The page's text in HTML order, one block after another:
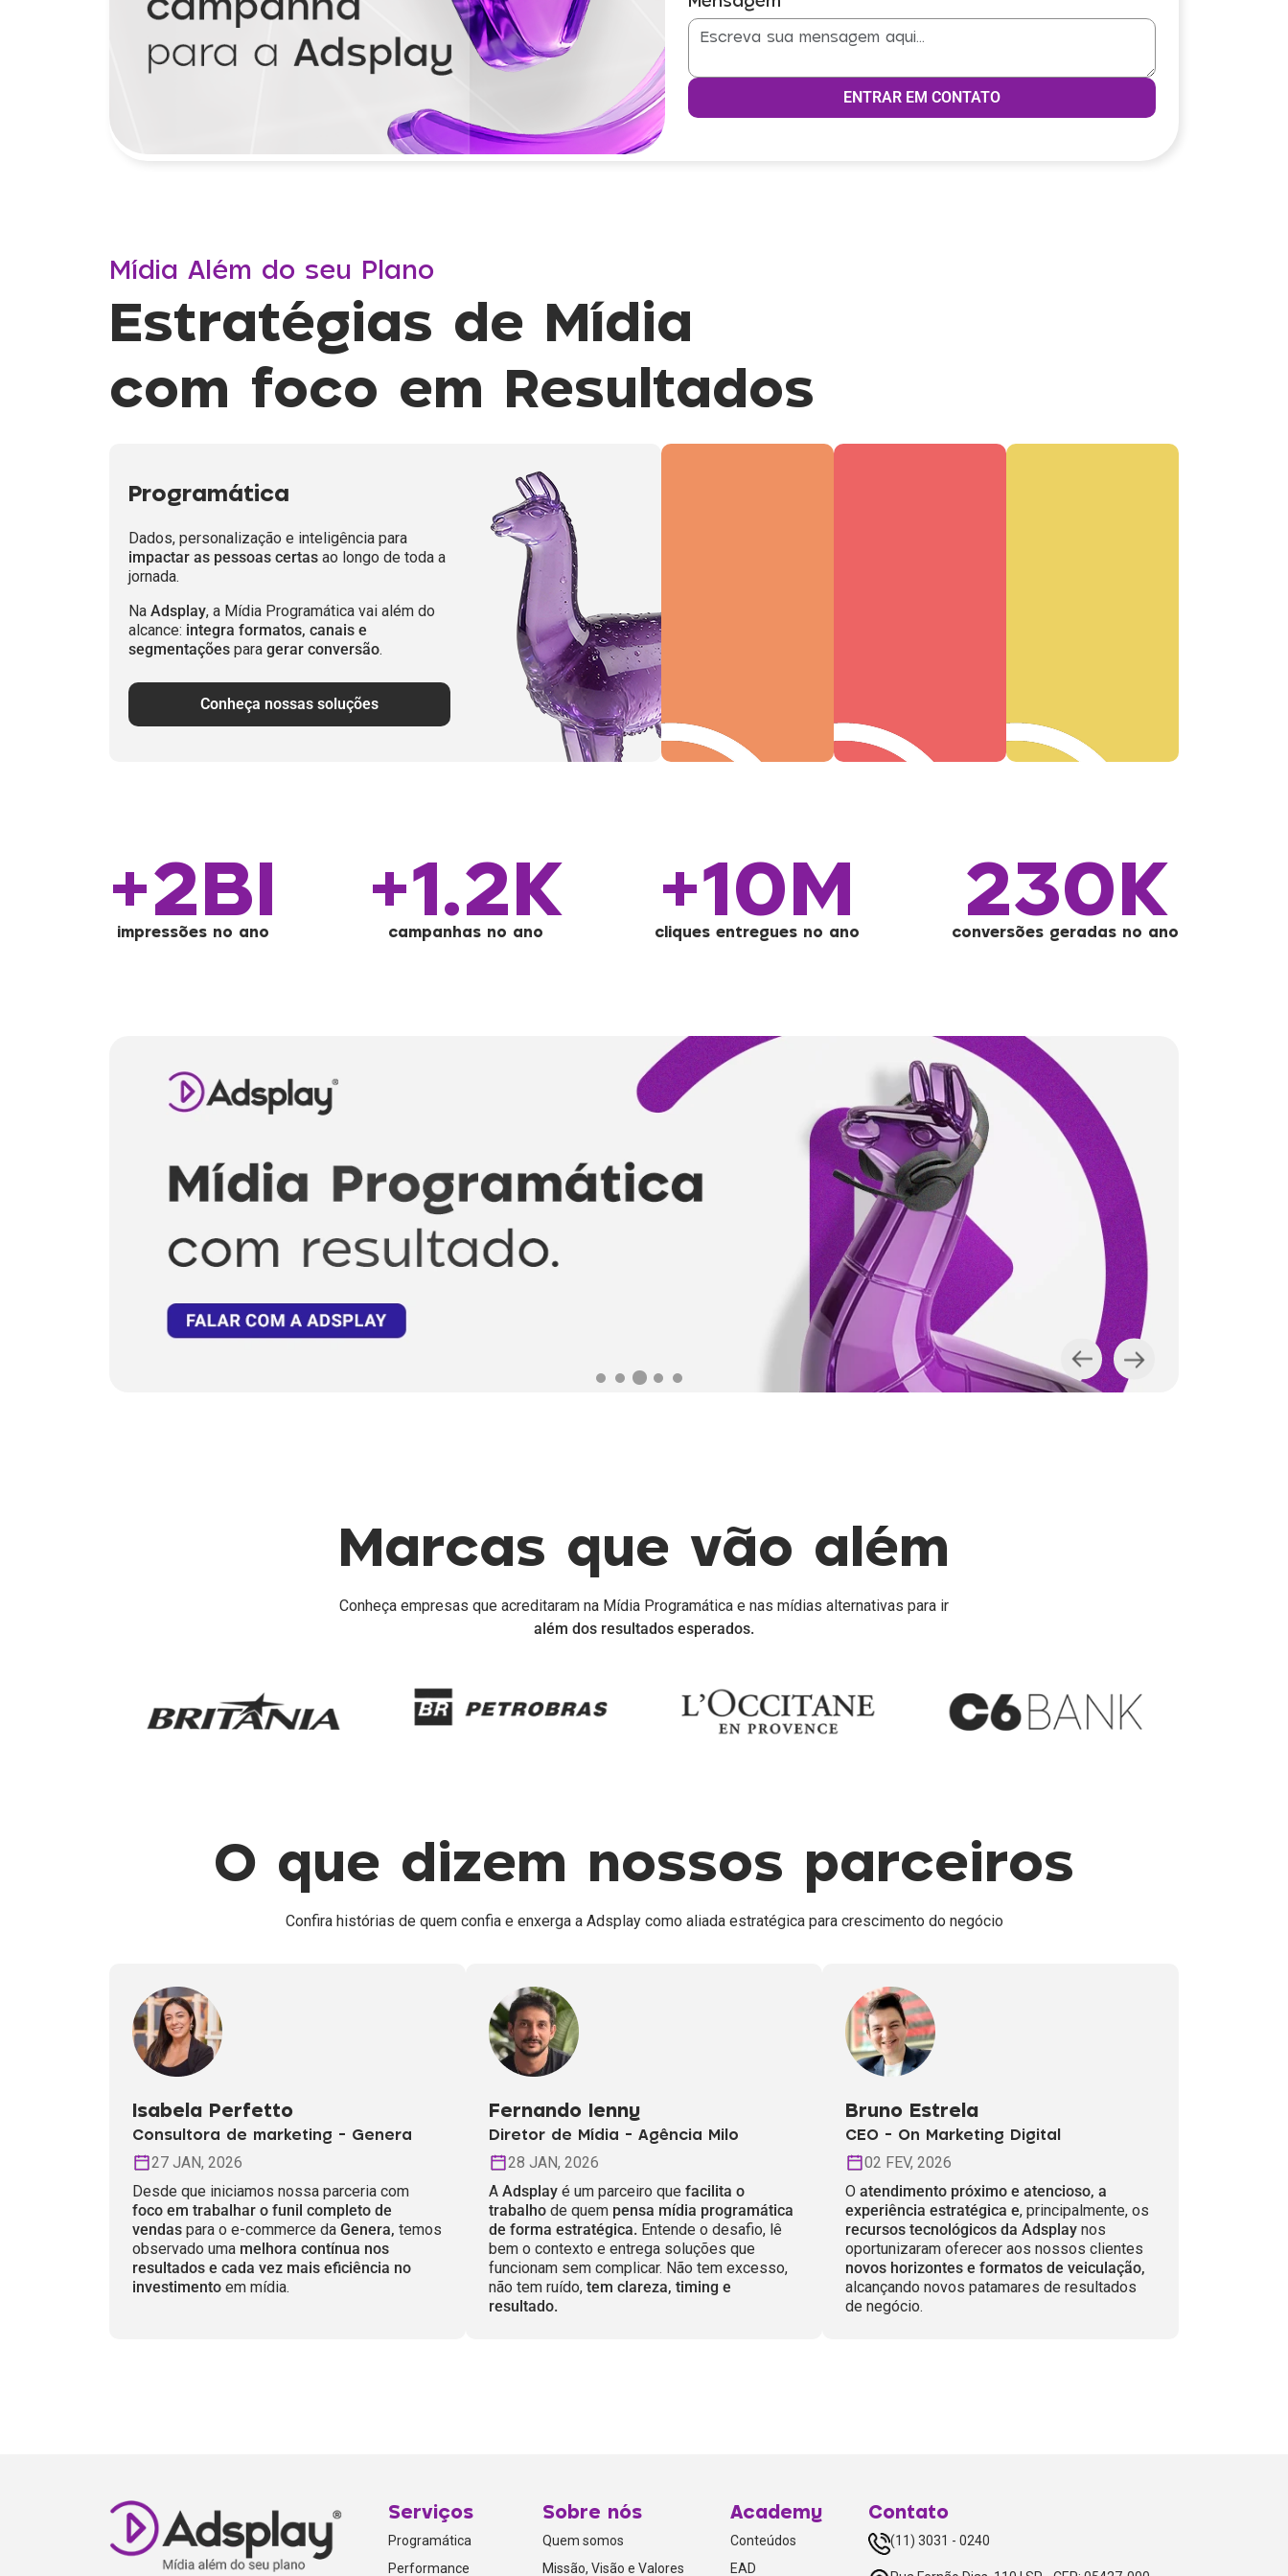
Mídia Além do seu Plano
Estratégias de Mídia
com foco em Resultados
Programática
Dados, personalização e inteligência para
impactar as pessoas certas ao longo de toda a
jornada.
Na Adsplay, a Mídia Programática vai além do
alcance: integra formatos, canais e
segmentações para gerar conversão.
Conheça nossas soluções
+2BI
impressões no ano +1.2K
campanhas no ano +10M
cliques entregues no ano 230K
conversões geradas no ano
Marcas que vão além
Conheça empresas que acreditaram na Mídia Programática e nas mídias alternativas para ir
além dos resultados esperados.
O que dizem nossos parceiros
Confira histórias de quem confia e enxerga a Adsplay como aliada estratégica para crescimento do negócio
Isabela Perfetto
Consultora de marketing - Genera
27 JAN, 2026
Desde que iniciamos nossa parceria com
foco em trabalhar o funil completo de
vendas para o e-commerce da Genera, temos
observado uma melhora contínua nos
resultados e cada vez mais eficiência no
investimento em mídia.
Fernando Ienny
Diretor de Mídia - Agência Milo
28 JAN, 2026
A Adsplay é um parceiro que facilita o
trabalho de quem pensa mídia programática
de forma estratégica. Entende o desafio, lê
bem o contexto e entrega soluções que
funcionam sem complicar. Não tem excesso,
não tem ruído, tem clareza, timing e
resultado.
Bruno Estrela
CEO - On Marketing Digital
02 FEV, 2026
O atendimento próximo e atencioso, a
experiência estratégica e, principalmente, os
recursos tecnológicos da Adsplay nos
oportunizaram oferecer aos nossos clientes
novos horizontes e formatos de veiculação,
alcançando novos patamares de resultados
de negócio.
Serviços
Programática
Performance
Sobre nós
Quem somos
Missão, Visão e Valores
Academy
Conteúdos
EAD
Contato
(11) 3031 - 0240